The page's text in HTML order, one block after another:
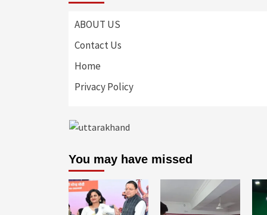
ABOUT US
Contact Us
Home
Privacy Policy
You may have missed